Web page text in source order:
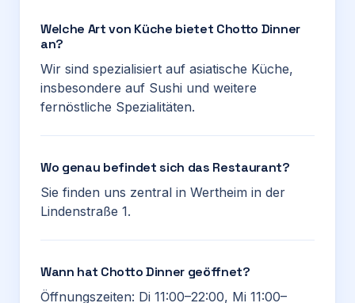
Welche Art von Küche bietet Chotto Dinner
an?
Wir sind spezialisiert auf asiatische Küche,
insbesondere auf Sushi und weitere
fernöstliche Spezialitäten.
Wo genau befindet sich das Restaurant?
Sie finden uns zentral in Wertheim in der
Lindenstraße 1.
Wann hat Chotto Dinner geöffnet?
Öffnungszeiten: Di 11:00–22:00, Mi 11:00–